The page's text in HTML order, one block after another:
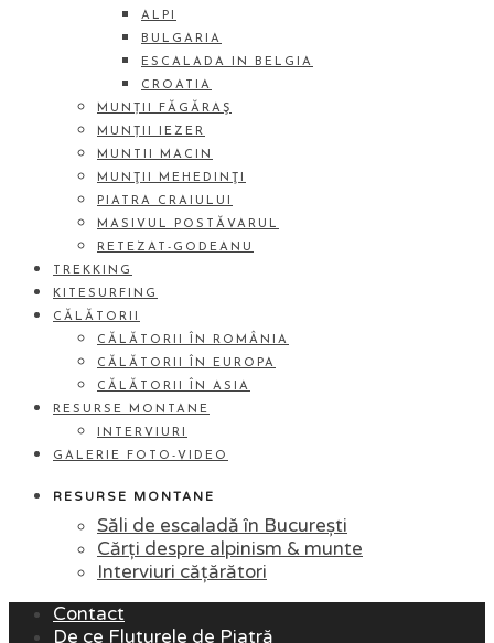
ALPI
BULGARIA
ESCALADA IN BELGIA
CROATIA
MUNȚII FĂGĂRAŞ
MUNȚII IEZER
MUNTII MACIN
MUNŢII MEHEDINŢI
PIATRA CRAIULUI
MASIVUL POSTĂVARUL
RETEZAT-GODEANU
TREKKING
KITESURFING
CĂLĂTORII
CĂLĂTORII ÎN ROMÂNIA
CĂLĂTORII ÎN EUROPA
CĂLĂTORII ÎN ASIA
RESURSE MONTANE
INTERVIURI
GALERIE FOTO-VIDEO
RESURSE MONTANE
Săli de escaladă în București
Cărți despre alpinism & munte
Interviuri cățărători
Contact
De ce Fluturele de Piatră